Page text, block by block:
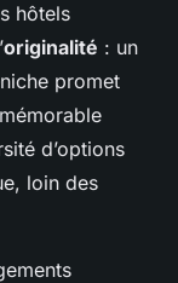
hôtels
originalité : un
promet
d’options
loin des